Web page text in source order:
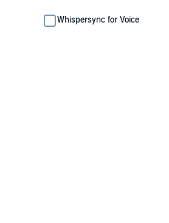
Whispersync for Voice